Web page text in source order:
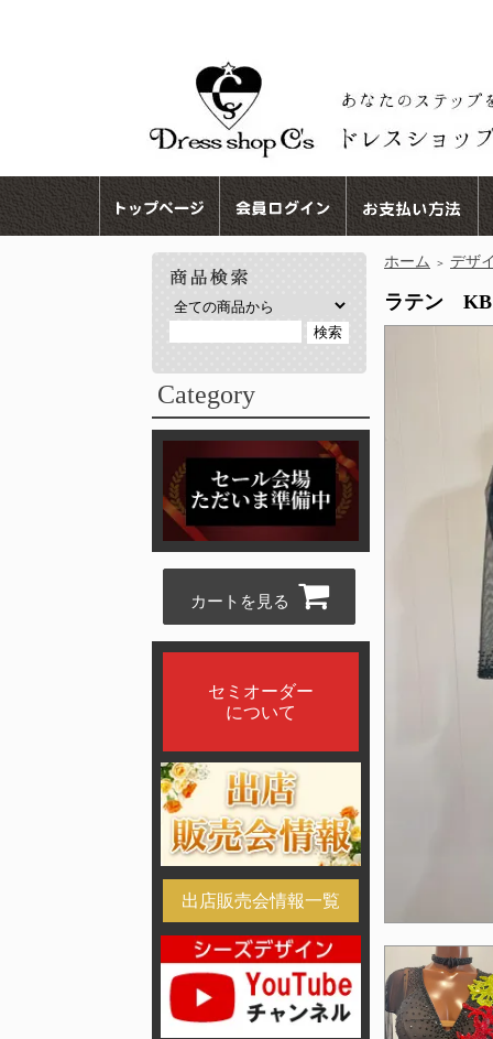
Category
カートを見る
セミオーダー
について
出店販売会情報一覧
ホーム ＞ デザ
ラテン KB